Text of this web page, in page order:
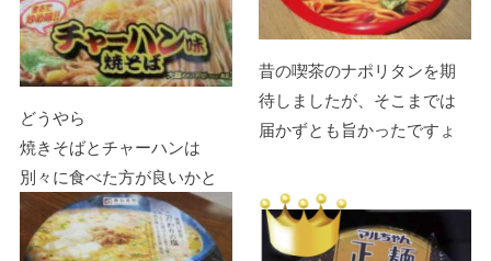
どうやら
焼きそばとチャーハンは
別々に食べた方が良いかと
昔の喫茶のナポリタンを期
待しましたが、そこまでは
届かずとも旨かったですょ